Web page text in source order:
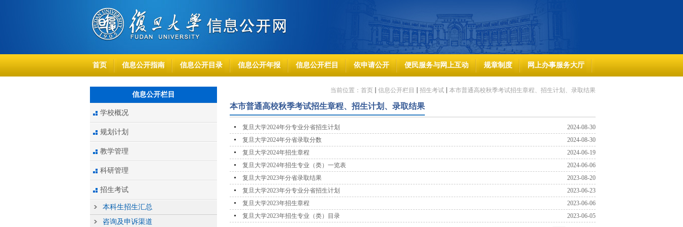
首页 信息公开指南 信息公开目录 信息公开年报 信息公开栏目 依申请公开 便民服务与网上互动 规章制度 网上办事服务大厅
信息公开栏目
学校概况
规划计划
教学管理
科研管理
招生考试
本科生招生汇总
咨询及申诉渠道
当前位置： 首页 信息公开栏目 招生考试 本市普通高校秋季考试招生章程、招生计划、录取结果
本市普通高校秋季考试招生章程、招生计划、录取结果
复旦大学2024年分专业分省招生计划
2024-08-30
复旦大学2024年分省录取分数
2024-08-30
复旦大学2024年招生章程
2024-06-19
复旦大学2024年招生专业（类）一览表
2024-06-06
复旦大学2023年分省录取结果
2023-08-20
复旦大学2023年分专业分省招生计划
2023-06-23
复旦大学2023年招生章程
2023-06-06
复旦大学2023年招生专业（类）目录
2023-06-05